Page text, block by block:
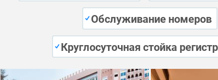
Обслуживание номеров
Круглосуточная стойка